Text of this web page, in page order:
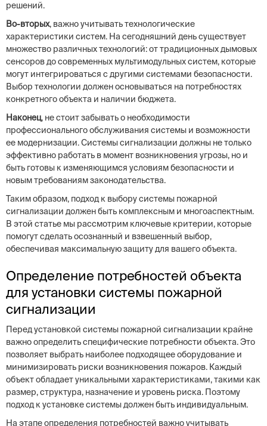
решений.
Во-вторых, важно учитывать технологические
характеристики систем. На сегодняшний день существует
множество различных технологий: от традиционных дымовых
сенсоров до современных мультимодульных систем, которые
могут интегрироваться с другими системами безопасности.
Выбор технологии должен основываться на потребностях
конкретного объекта и наличии бюджета.
Наконец, не стоит забывать о необходимости
профессионального обслуживания системы и возможности
ее модернизации. Системы сигнализации должны не только
эффективно работать в момент возникновения угрозы, но и
быть готовы к изменяющимся условиям безопасности и
новым требованиям законодательства.
Таким образом, подход к выбору системы пожарной
сигнализации должен быть комплексным и многоаспектным.
В этой статье мы рассмотрим ключевые критерии, которые
помогут сделать осознанный и взвешенный выбор,
обеспечивая максимальную защиту для вашего объекта.
Определение потребностей объекта
для установки системы пожарной
сигнализации
Перед установкой системы пожарной сигнализации крайне
важно определить специфические потребности объекта. Это
позволяет выбрать наиболее подходящее оборудование и
минимизировать риски возникновения пожаров. Каждый
объект обладает уникальными характеристиками, такими как
размер, структура, назначение и уровень риска. Поэтому
подход к установке системы должен быть индивидуальным.
На этапе определения потребностей важно учитывать